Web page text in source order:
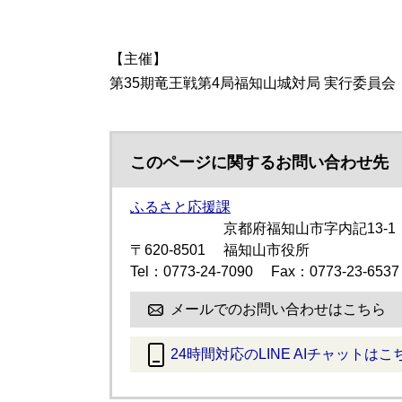
【主催】
第35期竜王戦第4局福知山城対局 実行委員会
このページに関するお問い合わせ先
ふるさと応援課
〒620-8501
京都府福知山市字内記13-1
福知山市役所
Tel：0773-24-7090
Fax：0773-23-6537
メールでのお問い合わせはこちら
24時間対応のLINE AIチャットはこ